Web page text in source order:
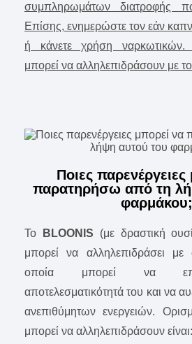
συμπληρωμάτων διατροφής
Επίσης, ενημερώστε τον εάν
ή κάνετε χρήση ναρκωτικών.
μπορεί να αλληλεπιδράσουν με
Ποιες
παρατηρήσω από τη
φαρμάκου;
Το BLOONIS (με δραστική
μπορεί να αλληλεπιδράσει
οποία μπορεί να
αποτελεσματικότητά του και να
ανεπιθύμητων ενεργειών.
μπορεί να αλληλεπιδράσουν είναι: